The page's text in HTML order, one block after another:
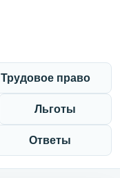
Трудовое право
Льготы
Ответы